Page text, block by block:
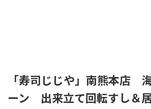
「寿司じじや」南熊本店
ーン 出来立て回転すし＆